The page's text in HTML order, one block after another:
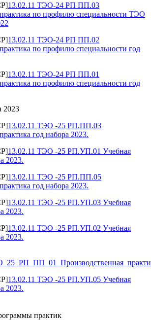
13.02.11 ТЭО-24 РП ПП.03
по профилю специальности ТЭО
13.02.11 ТЭО-24 РП ПП.02
по профилю специальности год
13.02.11 ТЭО-24 РП ПП.01
по профилю специальности год
2023
13.02.11 ТЭО -25 РП.ПП.03
год набора 2023.
13.02.11 ТЭО -25 РП.УП.01 Учебная
2023.
13.02.11 ТЭО -25 РП.ПП.05
год набора 2023.
13.02.11 ТЭО -25 РП.УП.03 Учебная
2023.
13.02.11 ТЭО -25 РП.УП.02 Учебная
2023.
13.02.11 ТЭО -25 РП.УП.05 Учебная
2023.
практик